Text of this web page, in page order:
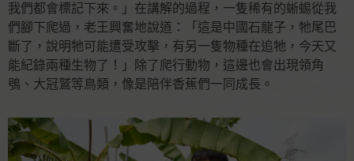
我們都會標記下來。」在講解的過程，一隻稀有的蜥蜴從我
們腳下爬過，老王興奮地說道：「這是中國石龍子，牠尾巴
斷了，說明牠可能遭受攻擊，有另一隻物種在追牠，今天又
能紀錄兩種生物了！」除了爬行動物，這邊也會出現領角
鴞、大冠鷲等鳥類，像是陪伴香蕉們一同成長。